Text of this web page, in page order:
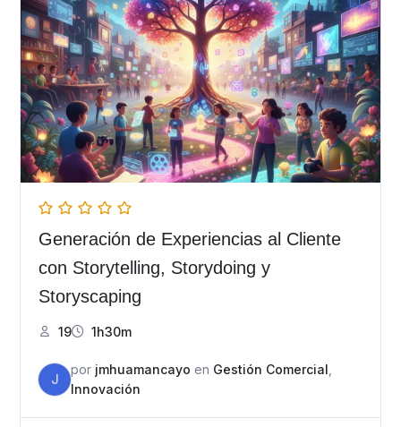
Generación de Experiencias al Cliente
con Storytelling, Storydoing y
Storyscaping
19 1h30m
J
por jmhuamancayo en Gestión Comercial
Innovación